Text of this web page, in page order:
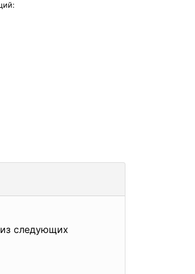
следующих